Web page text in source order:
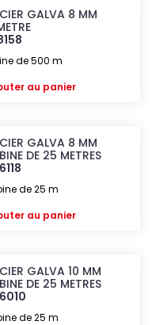
GALVA 8 MM
de 500 m
au panier
GALVA 8 MM
DE 25 METRES
de 25 m
au panier
GALVA 10 MM
DE 25 METRES
de 25 m